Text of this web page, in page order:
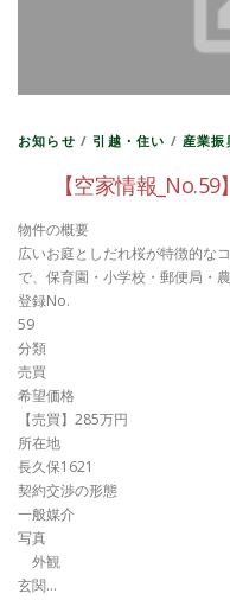
お知らせ / 引越・住い / 産業振
【空家情報
物件の概要
広いお庭としだれ桜が特徴的な
で、保育園・小学校・郵便局・
登録No.
59
分類
売買
希望価
【売買】285万円
所在地
長久保1621
契約交渉の形態
一般媒介
写真
外観
玄関…